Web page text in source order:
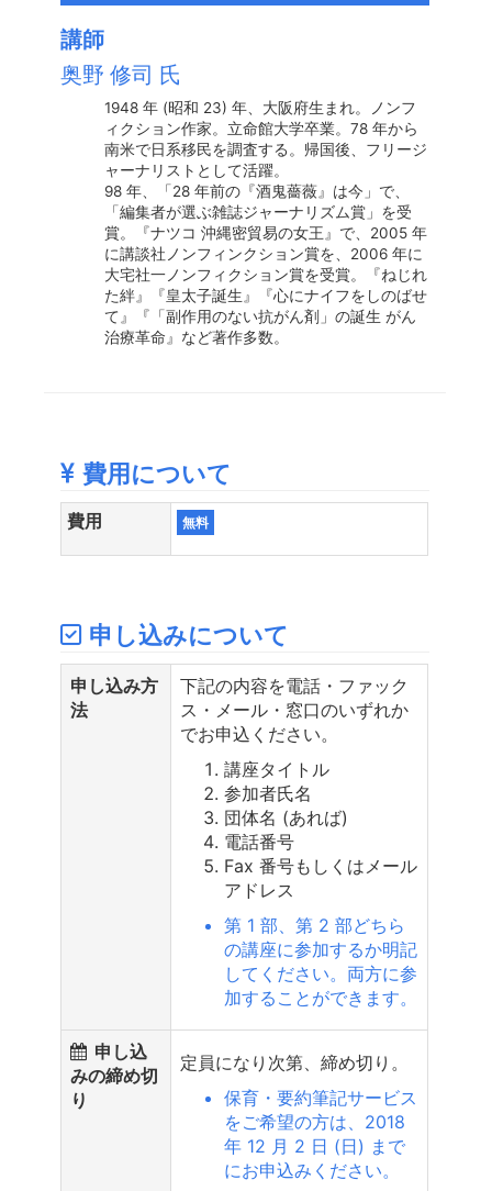
講師
奥野 修司 氏
1948 年 (昭和 23) 年、大阪府生まれ。ノンフ
ィクション作家。立命館大学卒業。78 年から
南米で日系移民を調査する。帰国後、フリージ
ャーナリストとして活躍。
98 年、「28 年前の『酒鬼薔薇』は今」で、
「編集者が選ぶ雑誌ジャーナリズム賞」を受
賞。『ナツコ 沖縄密貿易の女王』で、2005 年
に講談社ノンフィンクション賞を、2006 年に
大宅社一ノンフィクション賞を受賞。『ねじれ
た絆』『皇太子誕生』『心にナイフをしのばせ
て』『「副作用のない抗がん剤」の誕生 がん
治療革命』など著作多数。
費用について
費用 無料
申し込みについて
申し込み方
法
下記の内容を電話・ファック
ス・メール・窓口のいずれか
でお申込ください。
講座タイトル
参加者氏名
団体名 (あれば)
電話番号
Fax 番号もしくはメール
アドレス
第 1 部、第 2 部どちら
の講座に参加するか明記
してください。両方に参
加することができます。
申し込
みの締め切
り
定員になり次第、締め切り。
保育・要約筆記サービス
をご希望の方は、2018
年 12 月 2 日 (日) まで
にお申込みください。